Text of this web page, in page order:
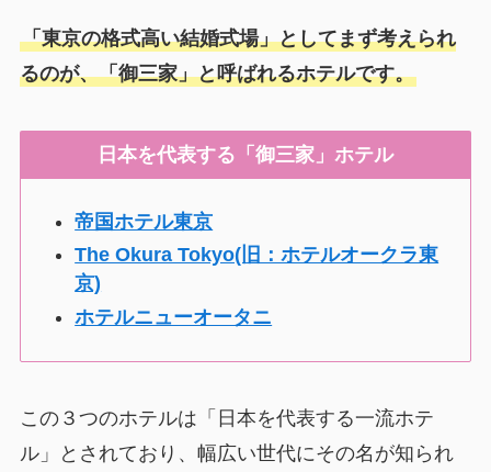
「東京の格式高い結婚式場」としてまず考えられ
るのが、「御三家」と呼ばれるホテルです。
日本を代表する「御三家」ホテル
帝国ホテル東京
The Okura Tokyo(旧：ホテルオークラ東
京)
ホテルニューオータニ
この３つのホテルは「日本を代表する一流ホテ
ル」とされており、幅広い世代にその名が知られ